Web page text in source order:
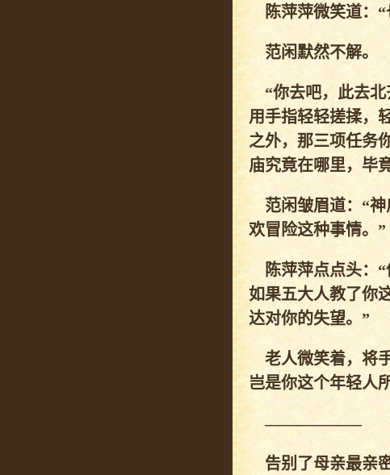
陈萍萍微笑道：“
范闲默然不解。
“你去吧，此去北
用手指轻轻搓揉，
之外，那三项任务
庙究竟在哪里，毕
范闲皱眉道：“
欢冒险这种事情。”
陈萍萍点点头：“
如果五大人教了你
达对你的失望。”
老人微笑着，将
岂是你这个年轻人
——————
告别了母亲最亲